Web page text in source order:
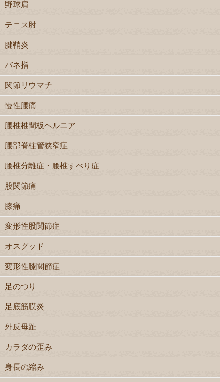
野球肩
テニス肘
腱鞘炎
バネ指
関節リウマチ
慢性腰痛
腰椎椎間板ヘルニア
腰部脊柱管狭窄症
腰椎分離症・腰椎すべり症
股関節痛
膝痛
変形性股関節症
オスグッド
変形性膝関節症
足のつり
足底筋膜炎
外反母趾
カラダの歪み
身長の縮み